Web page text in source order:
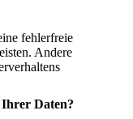
fehlerfreie
Andere
Ihrer Daten?